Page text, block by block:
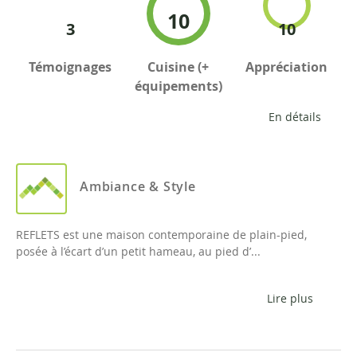
3
Témoignages
10
Cuisine (+
équipements)
10
Appréciation
En détails
Ambiance & Style
REFLETS est une maison contemporaine de plain-pied,
posée à l’écart d’un petit hameau, au pied d’...
Lire plus